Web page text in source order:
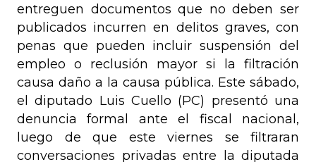
entreguen documentos que no deben ser
publicados incurren en delitos graves, con
penas que pueden incluir suspensión del
empleo o reclusión mayor si la filtración
causa daño a la causa pública. Este sábado,
el diputado Luis Cuello (PC) presentó una
denuncia formal ante el fiscal nacional,
luego de que este viernes se filtraran
conversaciones privadas entre la diputada